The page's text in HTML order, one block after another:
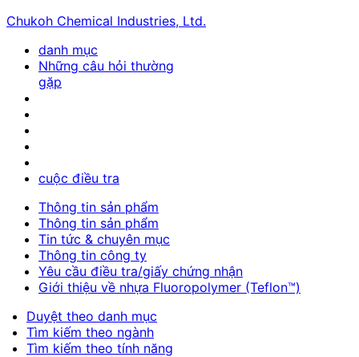
Chukoh Chemical Industries, Ltd.
danh mục
Những câu hỏi thường
gặp
cuộc điều tra
Thông tin sản phẩm
Thông tin sản phẩm
Tin tức & chuyên mục
Thông tin công ty
Yêu cầu điều tra/giấy chứng nhận
Giới thiệu về nhựa Fluoropolymer (Teflon™)
Duyệt theo danh mục
Tìm kiếm theo ngành
Tìm kiếm theo tính năng